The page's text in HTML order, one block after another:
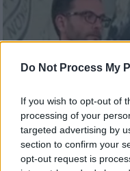
Do Not Process My
If you wish to opt-out of
processing of your
targeted advertising by
section to confirm your
opt-out request is